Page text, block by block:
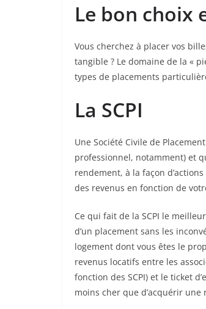
Le bon choix
Vous cherchez à placer vos
tangible ? Le domaine de la «
types de placements
La SCPI
Une Société Civile de
professionnel, notamment) et
rendement, à la façon
des revenus en fonction de
Ce qui fait de la SCPI le
d’un placement sans les
logement dont vous êtes le
revenus locatifs entre les
fonction des SCPI) et le ticket
moins cher que d’acquérir